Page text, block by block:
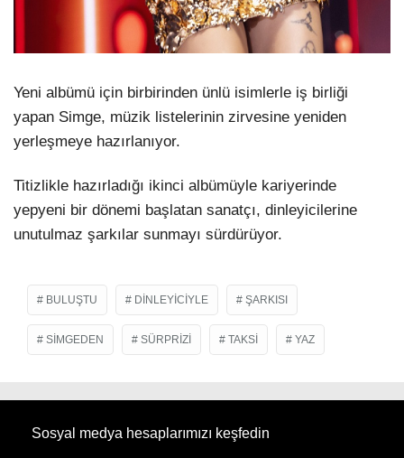
Yeni albümü için birbirinden ünlü isimlerle iş birliği
yapan Simge, müzik listelerinin zirvesine yeniden
yerleşmeye hazırlanıyor.
Titizlikle hazırladığı ikinci albümüyle kariyerinde
yepyeni bir dönemi başlatan sanatçı, dinleyicilerine
unutulmaz şarkılar sunmayı sürdürüyor.
BULUŞTU DINLEYICIYLE ŞARKISI
SIMGEDEN SÜRPRIZI TAKSI YAZ
Sosyal medya hesaplarımızı keşfedin